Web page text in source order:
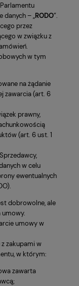
danych – „RODO”.
przez
w związku z
w tym
na żądanie
zawarcia (art. 6
prawny,
(art. 6 ust. 1
w celu
ewentualnych
dobrowolne, ale
umowy.
umowy w
zakupami w
w którym:
zawarta